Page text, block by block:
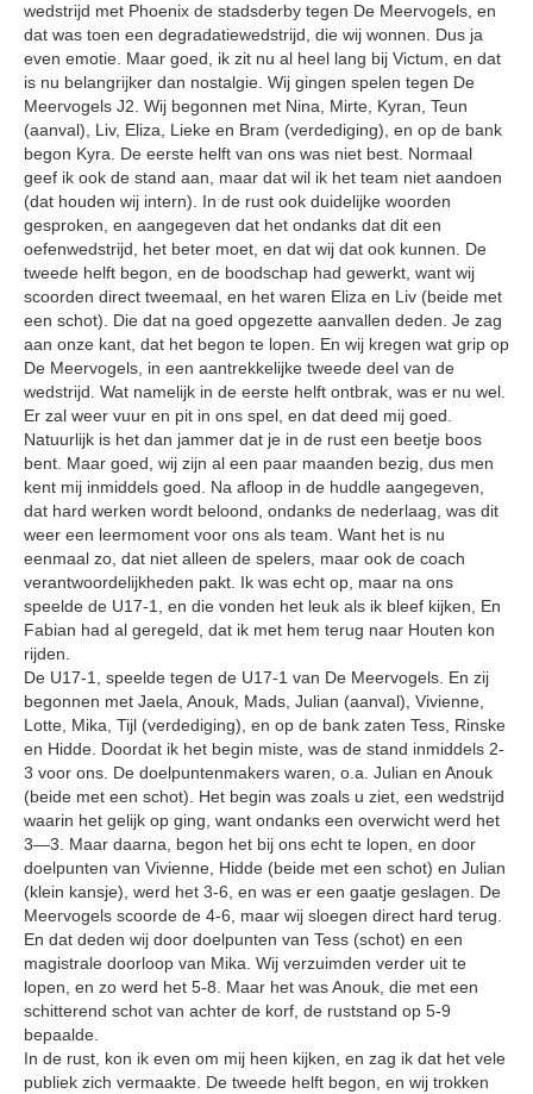
wedstrijd met Phoenix de stadsderby tegen De Meervogels, en
dat was toen een degradatiewedstrijd, die wij wonnen. Dus ja
even emotie. Maar goed, ik zit nu al heel lang bij Victum, en dat
is nu belangrijker dan nostalgie. Wij gingen spelen tegen De
Meervogels J2. Wij begonnen met Nina, Mirte, Kyran, Teun
(aanval), Liv, Eliza, Lieke en Bram (verdediging), en op de bank
begon Kyra. De eerste helft van ons was niet best. Normaal
geef ik ook de stand aan, maar dat wil ik het team niet aandoen
(dat houden wij intern). In de rust ook duidelijke woorden
gesproken, en aangegeven dat het ondanks dat dit een
oefenwedstrijd, het beter moet, en dat wij dat ook kunnen. De
tweede helft begon, en de boodschap had gewerkt, want wij
scoorden direct tweemaal, en het waren Eliza en Liv (beide met
een schot). Die dat na goed opgezette aanvallen deden. Je zag
aan onze kant, dat het begon te lopen. En wij kregen wat grip op
De Meervogels, in een aantrekkelijke tweede deel van de
wedstrijd. Wat namelijk in de eerste helft ontbrak, was er nu wel.
Er zal weer vuur en pit in ons spel, en dat deed mij goed.
Natuurlijk is het dan jammer dat je in de rust een beetje boos
bent. Maar goed, wij zijn al een paar maanden bezig, dus men
kent mij inmiddels goed. Na afloop in de huddle aangegeven,
dat hard werken wordt beloond, ondanks de nederlaag, was dit
weer een leermoment voor ons als team. Want het is nu
eenmaal zo, dat niet alleen de spelers, maar ook de coach
verantwoordelijkheden pakt. Ik was echt op, maar na ons
speelde de U17-1, en die vonden het leuk als ik bleef kijken, En
Fabian had al geregeld, dat ik met hem terug naar Houten kon
rijden.
De U17-1, speelde tegen de U17-1 van De Meervogels. En zij
begonnen met Jaela, Anouk, Mads, Julian (aanval), Vivienne,
Lotte, Mika, Tijl (verdediging), en op de bank zaten Tess, Rinske
en Hidde. Doordat ik het begin miste, was de stand inmiddels 2-
3 voor ons. De doelpuntenmakers waren, o.a. Julian en Anouk
(beide met een schot). Het begin was zoals u ziet, een wedstrijd
waarin het gelijk op ging, want ondanks een overwicht werd het
3—3. Maar daarna, begon het bij ons echt te lopen, en door
doelpunten van Vivienne, Hidde (beide met een schot) en Julian
(klein kansje), werd het 3-6, en was er een gaatje geslagen. De
Meervogels scoorde de 4-6, maar wij sloegen direct hard terug.
En dat deden wij door doelpunten van Tess (schot) en een
magistrale doorloop van Mika. Wij verzuimden verder uit te
lopen, en zo werd het 5-8. Maar het was Anouk, die met een
schitterend schot van achter de korf, de ruststand op 5-9
bepaalde.
In de rust, kon ik even om mij heen kijken, en zag ik dat het vele
publiek zich vermaakte. De tweede helft begon, en wij trokken